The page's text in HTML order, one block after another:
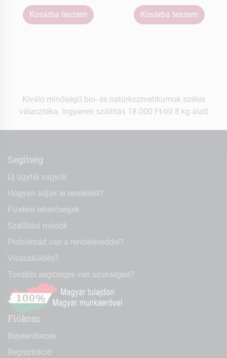
Kosárba teszem Kosárba teszem
Kiváló minőségű bio- és natúrkozmetikumok széles
választéka. Ingyenes szállítás 18.000 Ft-tól 8 kg alatt
Segítség
Új ügyfél vagyok
Hogyan adjak le rendelést?
Fizetési lehetőségek
Szállítási módok
Problémád van a rendeléseddel?
Visszaküldés?
További segítségre van szükséged?
Fiókom
Bejelentkezés
Regisztráció